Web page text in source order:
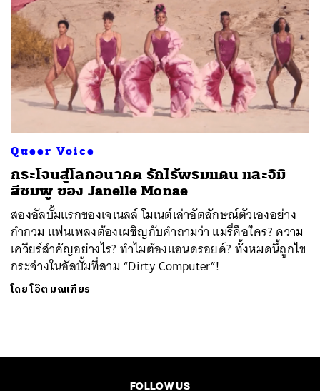
Queer Voice
กระโจนสู่โลกอนาคต รักไร้พรมแดน และจิมิ
สีชมพู ของ Janelle Monae
สองอัลบั้มแรกของเจเนลล์ โมเนต์เล่าอัตลักษณ์ตัวเองอย่าง
กำกวม แฟนเพลงต้องเผชิญกับคำถามว่า แมรี่คือใคร? ความ
เควียร์สำคัญอย่างไร? ทำไมต้องแอนดรอยด์? ทั้งหมดนี้ถูกไข
กระจ่างในอัลบั้มที่สาม “Dirty Computer”!
โดยโอ๊ต มณเฑียร
FOLLOW US
ค้นหา